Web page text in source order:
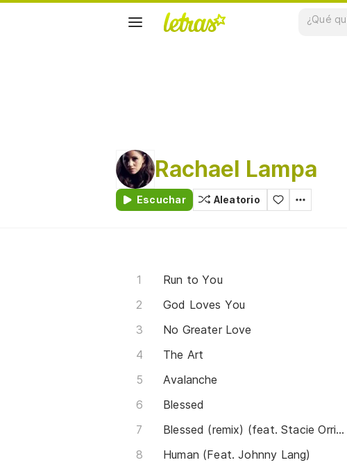
Rachael Lampa
Escuchar Aleatorio
Run to You
God Loves You
No Greater Love
The Art
Avalanche
Blessed
Blessed (remix) (feat. Stacie Orrico)
Human (Feat. Johnny Lang)